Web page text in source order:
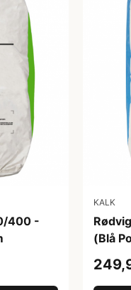
400 -
KALK
(Blå